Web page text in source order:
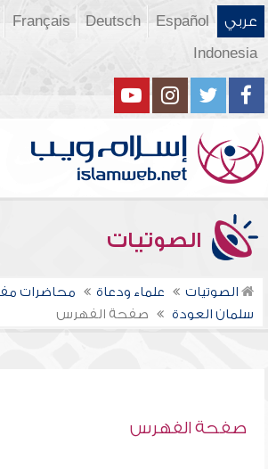
عربي Español
Deutsch
Français
Indonesia
الصوتيات
الصوتيات علماء ودعاة
محاضرات
سلمان العودة
صفحة الفهرس
صفحة الفهرس